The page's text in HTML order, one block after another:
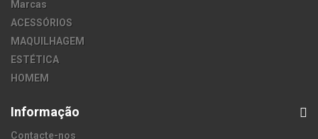
Marcas
ACESSÓRIOS
MAQUILHAGEM
ESTÉTICA
HOMEM
Informação
Contacte-nos